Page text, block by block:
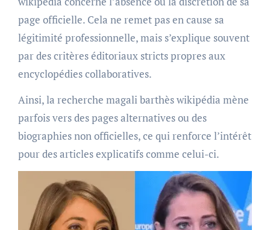
page officielle. Cela ne remet pas en cause sa
légitimité professionnelle, mais s’explique souvent
par des critères éditoriaux stricts propres aux
encyclopédies collaboratives.
Ainsi, la recherche magali barthès wikipédia mène
parfois vers des pages alternatives ou des
biographies non officielles, ce qui renforce l’intérêt
pour des articles explicatifs comme celui-ci.